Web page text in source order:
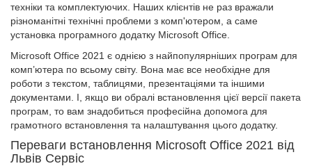
техніки та комплектуючих. Наших клієнтів не раз вражали
різноманітні технічні проблеми з комп'ютером, а саме
установка програмного додатку Microsoft Office.
Microsoft Office 2021 є однією з найпопулярніших програм для
комп’ютера по всьому світу. Вона має все необхідне для
роботи з текстом, таблицями, презентаціями та іншими
документами. І, якщо ви обралі встановлення цієї версії пакета
програм, то вам знадобиться професійна допомога для
грамотного встановлення та налаштування цього додатку.
Переваги встановлення Microsoft Office 2021 від
Львів Сервіс